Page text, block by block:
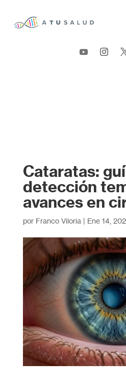
Cataratas:
detección
avances en
por Franco Viloria | Ene 14,